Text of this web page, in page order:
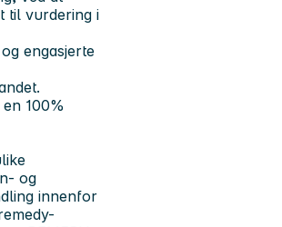
til vurdering i
engasjerte
100%
og
innenfor